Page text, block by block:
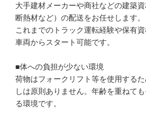
大手建材メーカーや商社などの建築
断熱材など）の配送をお任せします。
これまでのトラック運転経験や保有
車両からスタート可能です。
■体への負担が少ない環境
荷物はフォークリフト等を使用する
しは原則ありません。年齢を重ねて
る環境です。